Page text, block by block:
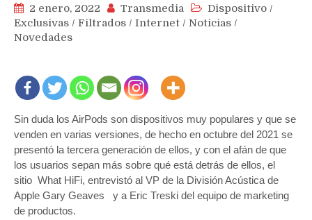
2 enero, 2022 Transmedia Dispositivo /
Exclusivas / Filtrados / Internet / Noticias /
Novedades
Sin duda los AirPods son dispositivos muy populares y que se
venden en varias versiones, de hecho en octubre del 2021 se
presentó la tercera generación de ellos, y con el afán de que
los usuarios sepan más sobre qué está detrás de ellos, el
sitio What HiFi, entrevistó al VP de la División Acústica de
Apple Gary Geaves y a Eric Treski del equipo de marketing
de productos.